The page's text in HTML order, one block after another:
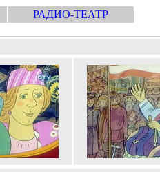
РАДИО-ТЕАТР